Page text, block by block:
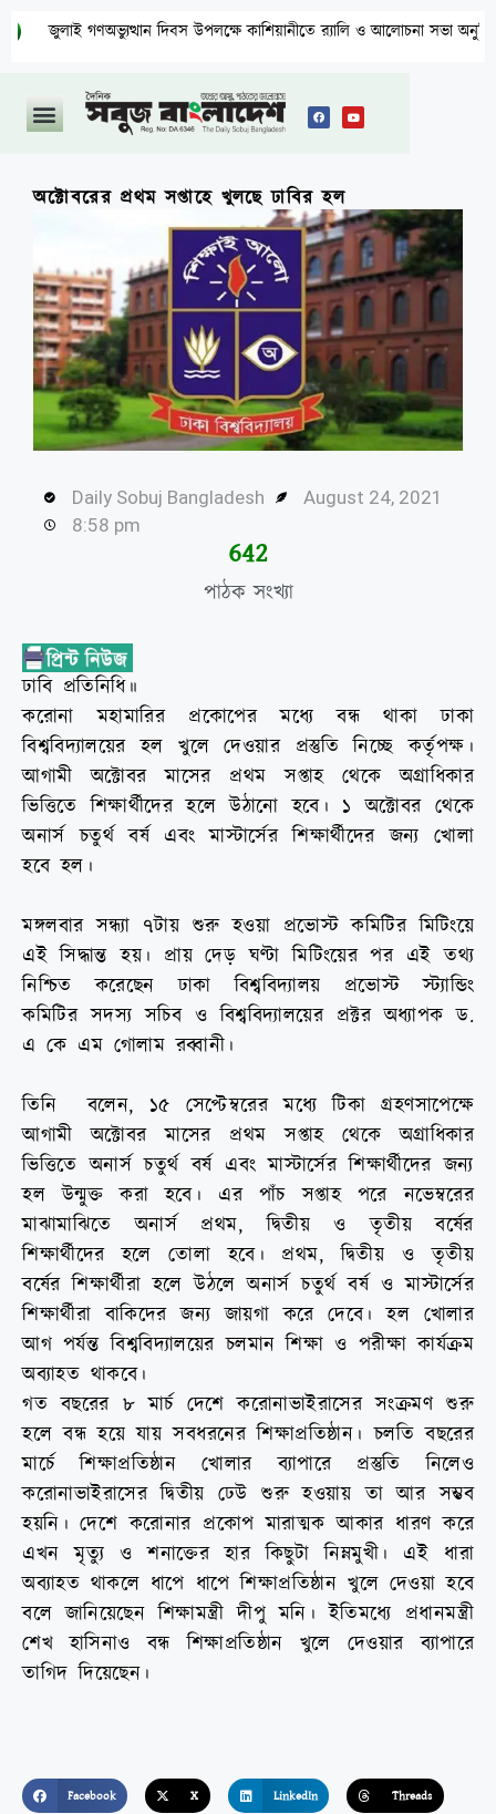
গণঅভ্যুত্থান দিবস উপলক্ষে কাশিয়ানীতে র‍্যালি ও আলোচনা সভা অনুষ্ঠিত
অক্টোবরের প্রথম সপ্তাহে খুলছে ঢাবির হল
Daily Sobuj Bangladesh
August 24, 2021
8:58 pm
পাঠক সংখ্যা
644
ঢাবি প্রতিনিধি॥
করোনা মহামারির প্রকোপের মধ্যে বন্ধ থাকা ঢাকা
বিশ্ববিদ্যালয়ের হল খুলে দেওয়ার প্রস্তুতি নিচ্ছে কর্তৃপক্ষ।
আগামী অক্টোবর মাসের প্রথম সপ্তাহ থেকে অগ্রাধিকার
ভিত্তিতে শিক্ষার্থীদের হলে উঠানো হবে। ১ অক্টোবর থেকে
অনার্স চতুর্থ বর্ষ এবং মাস্টার্সের শিক্ষার্থীদের জন্য খোলা
হবে হল।
মঙ্গলবার সন্ধ্যা ৭টায় শুরু হওয়া প্রভোস্ট কমিটির মিটিংয়ে
এই সিদ্ধান্ত হয়। প্রায় দেড় ঘণ্টা মিটিংয়ের পর এই তথ্য
নিশ্চিত করেছেন ঢাকা বিশ্ববিদ্যালয় প্রভোস্ট স্ট্যান্ডিং
কমিটির সদস্য সচিব ও বিশ্ববিদ্যালয়ের প্রক্টর অধ্যাপক ড.
এ কে এম গোলাম রব্বানী।
তিনি বলেন, ১৫ সেপ্টেম্বরের মধ্যে টিকা গ্রহণসাপেক্ষে
আগামী অক্টোবর মাসের প্রথম সপ্তাহ থেকে অগ্রাধিকার
ভিত্তিতে অনার্স চতুর্থ বর্ষ এবং মাস্টার্সের শিক্ষার্থীদের জন্য
হল উন্মুক্ত করা হবে। এর পাঁচ সপ্তাহ পরে নভেম্বরের
মাঝামাঝিতে অনার্স প্রথম, দ্বিতীয় ও তৃতীয় বর্ষের
শিক্ষার্থীদের হলে তোলা হবে। প্রথম, দ্বিতীয় ও তৃতীয়
বর্ষের শিক্ষার্থীরা হলে উঠলে অনার্স চতুর্থ বর্ষ ও মাস্টার্সের
শিক্ষার্থীরা বাকিদের জন্য জায়গা করে দেবে। হল খোলার
আগ পর্যন্ত বিশ্ববিদ্যালয়ের চলমান শিক্ষা ও পরীক্ষা কার্যক্রম
অব্যাহত থাকবে।
গত বছরের ৮ মার্চ দেশে করোনাভাইরাসের সংক্রমণ শুরু
হলে বন্ধ হয়ে যায় সবধরনের শিক্ষাপ্রতিষ্ঠান। চলতি বছরের
মার্চে শিক্ষাপ্রতিষ্ঠান খোলার ব্যাপারে প্রস্তুতি নিলেও
করোনাভাইরাসের দ্বিতীয় ঢেউ শুরু হওয়ায় তা আর সম্ভব
হয়নি। দেশে করোনার প্রকোপ মারাত্মক আকার ধারণ করে
এখন মৃত্যু ও শনাক্তের হার কিছুটা নিম্নমুখী। এই ধারা
অব্যাহত থাকলে ধাপে ধাপে শিক্ষাপ্রতিষ্ঠান খুলে দেওয়া হবে
বলে জানিয়েছেন শিক্ষামন্ত্রী দীপু মনি। ইতিমধ্যে প্রধানমন্ত্রী
শেখ হাসিনাও বন্ধ শিক্ষাপ্রতিষ্ঠান খুলে দেওয়ার ব্যাপারে
তাগিদ দিয়েছেন।
Facebook X LinkedIn Threads